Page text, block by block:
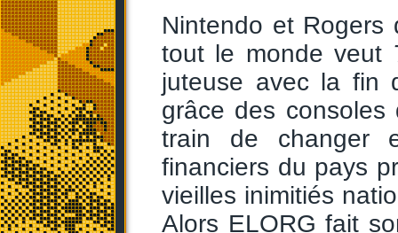
Nintendo et Rogers
tout le monde veut
juteuse avec la fin
grâce des
train de changer
financiers du pays
vieilles inimitiés
Alors ELORG fait